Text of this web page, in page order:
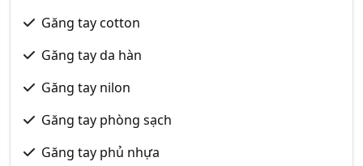
Găng tay cotton
Găng tay da hàn
Găng tay nilon
Găng tay phòng sạch
Găng tay phủ nhựa